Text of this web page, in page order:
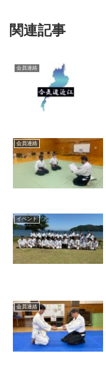
関連記事
会員連絡
会員連絡
イベント
会員連絡